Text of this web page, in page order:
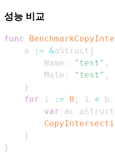
성능 비교
func
    a
:= &aStruct {
        Name
: "test" ,
        Male
: "test" ,
}
for i := 0 ; i < b .
var
}
}